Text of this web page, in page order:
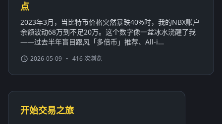
点
2023年3月，当比特币价格突然暴跌40%时，我的NBX账户
余额波动68万到不足20万。这个数字像一盆冰水浇醒了我
——过去半年盲目跟风「多倍币」推荐、All-i...
2026-05-09 • 416 次浏览
开始交易之旅